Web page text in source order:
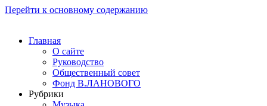
Перейти к основному содержанию
Главная
О сайте
Руководство
Общественный совет
Фонд В.ЛАНОВОГО
Рубрики